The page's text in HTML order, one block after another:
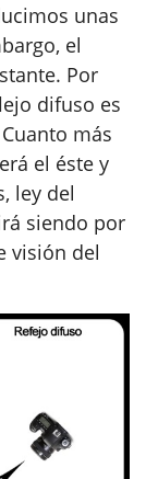
unas
el
Por
difuso es
más
el éste y
ley del
siendo por
visión del